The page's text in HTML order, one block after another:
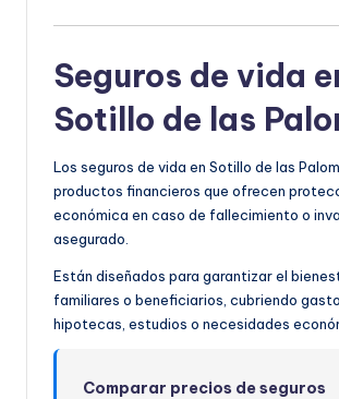
Seguros de vida
Sotillo de las
Los seguros de vida en Sotillo de las
productos financieros que ofrecen
económica en caso de fallecimiento o
asegurado.
Están diseñados para garantizar el
familiares o beneficiarios, cubriendo
hipotecas, estudios o necesidades
Comparar precios de seguros